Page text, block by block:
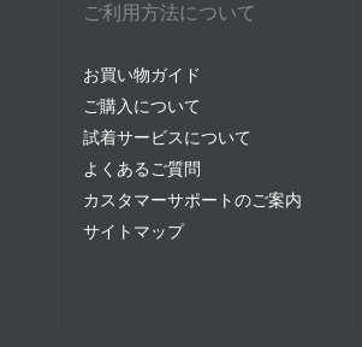
ご利用方法について
お買い物ガイド
ご購入について
試着サービスについて
よくあるご質問
カスタマーサポートのご案内
サイトマップ